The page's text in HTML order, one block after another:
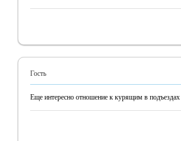
Гость
Еще интересно отношение к курящим в подъездах